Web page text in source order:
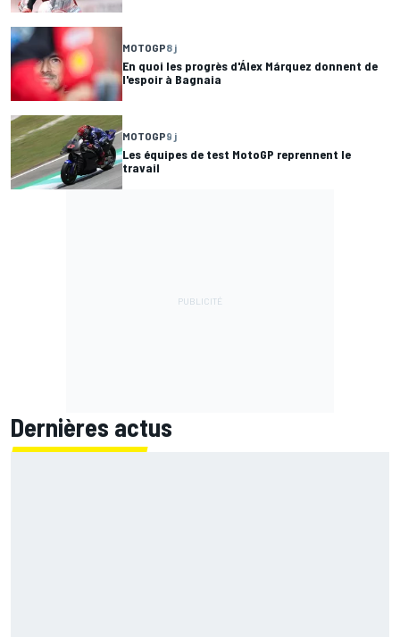
MOTOGP8 j
En quoi les progrès d'Álex Márquez donnent de
l'espoir à Bagnaia
MOTOGP9 j
Les équipes de test MotoGP reprennent le
travail
Dernières actus